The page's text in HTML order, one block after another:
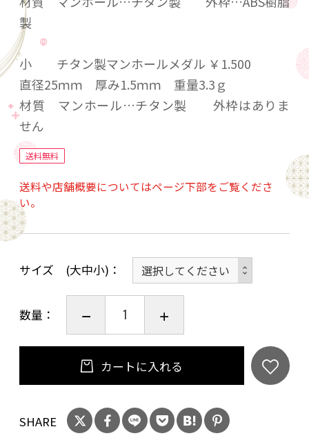
製
小 チタン製マンホールメダル ￥1.500
直径25ｍｍ 厚み1.5ｍｍ 重量3.3ｇ
材質 マンホール…チタン製 外枠はありま
せん
送料無料
送料や店舗概要についてはページ下部をご覧くださ
い。
サイズ (大中小)
数量：
カートに入れる
SHARE